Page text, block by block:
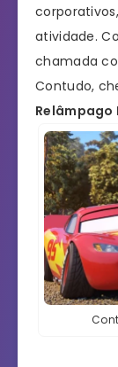
atividade.
chamada
Contudo,
Relâmpago